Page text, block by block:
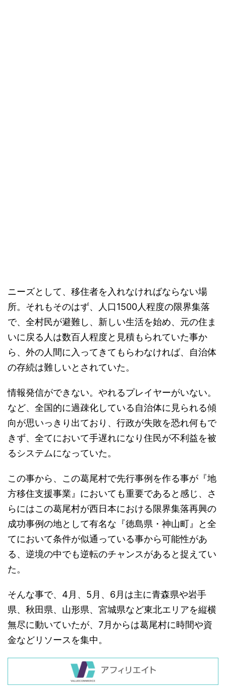
ニーズとして、移住者を入れなければならない場
所。それもそのはず、人口1500人程度の限界集落
で、全村民が避難し、新しい生活を始め、元の住ま
いに戻る人は数百人程度と見積もられていた事か
ら、外の人間に入ってきてもらわなければ、自治体
の存続は難しいとされていた。
情報発信ができない。やれるプレイヤーがいない。
など、全国的に過疎化している自治体に見られる傾
向が思いっきり出ており、行政が失敗を恐れ何もで
きず、全てにおいて手遅れになり住民が不利益を被
るシステムになっていた。
この事から、この葛尾村で先行事例を作る事が『地
方移住支援事業』においても重要であると感じ、さ
らにはこの葛尾村が西日本における限界集落再興の
成功事例の地として有名な『徳島県・神山町』と全
てにおいて条件が似通っている事から可能性があ
る、逆境の中でも逆転のチャンスがあると捉えてい
た。
そんな事で、4月、5月、6月は主に青森県や岩手
県、秋田県、山形県、宮城県など東北エリアを縦横
無尽に動いていたが、7月からは葛尾村に時間や資
金などリソースを集中。